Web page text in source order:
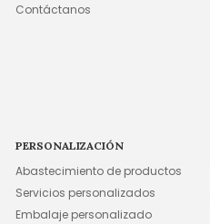
Contáctanos
PERSONALIZACIÓN
Abastecimiento de productos
Servicios personalizados
Embalaje personalizado